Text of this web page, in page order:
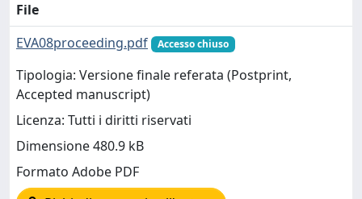
File
EVA08proceeding.pdf
Accesso chiuso
Tipologia: Versione finale referata (Postprint,
Accepted manuscript)
Licenza: Tutti i diritti riservati
Dimensione 480.9 kB
Formato Adobe PDF